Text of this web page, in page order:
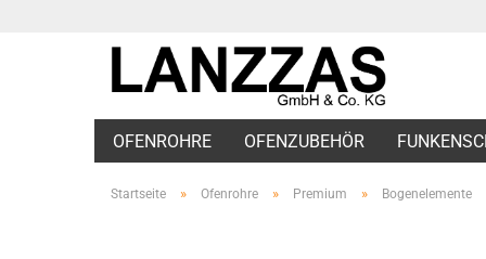
OFENROHRE OFENZUBEHÖR
Startseite » Ofenrohre » Premium » Bogenelemente